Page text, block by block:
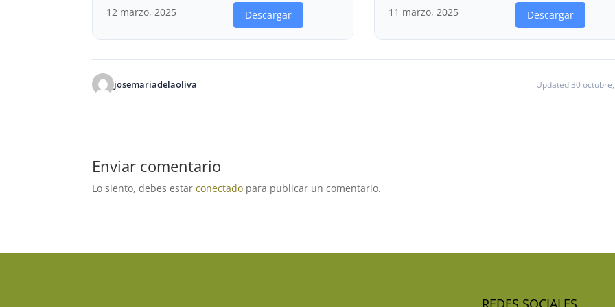
12 marzo, 2025 Descargar 11 marzo, 2025 Descargar
josemariadelaoliva Updated 30
Enviar comentario
Lo siento, debes estarconectado para publicar un comentario.
REDES SOCIALES